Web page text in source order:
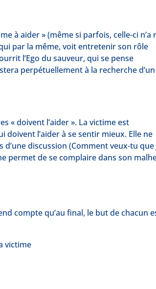
à aider » (même si parfois, celle-ci n’a
par la même, voit entretenir son rôle
l’Ego du sauveur, qui se pense
perpétuellement à la recherche d’un
« doivent l’aider ». La victime est
doivent l’aider à se sentir mieux. Elle ne
discussion (Comment veux-tu que
permet de se complaire dans son
compte qu’au final, le but de chacun
victime